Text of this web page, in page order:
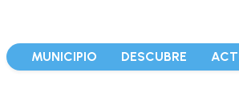
MUNICIPIO DESCUBRE